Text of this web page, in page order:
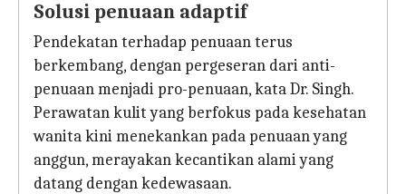
Solusi penuaan adaptif
Pendekatan terhadap penuaan terus
berkembang, dengan pergeseran dari anti-
penuaan menjadi pro-penuaan, kata Dr. Singh.
Perawatan kulit yang berfokus pada kesehatan
wanita kini menekankan pada penuaan yang
anggun, merayakan kecantikan alami yang
datang dengan kedewasaan.